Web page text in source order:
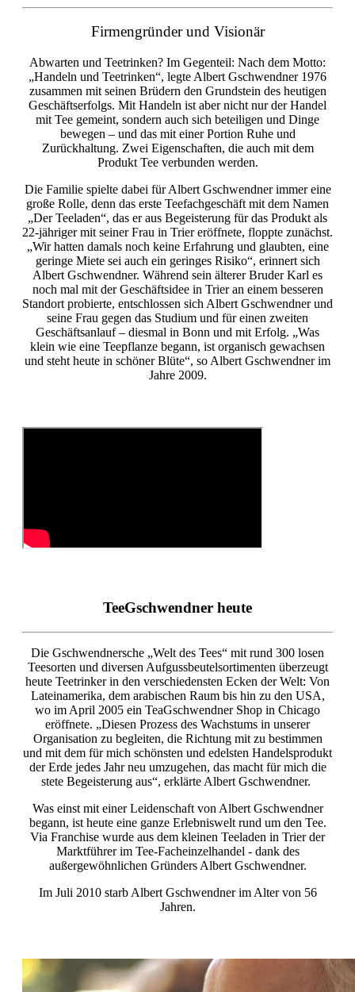
Firmengründer und Visionär
Abwarten und Teetrinken? Im Gegenteil: Nach dem Motto:
„Handeln und Teetrinken“, legte Albert Gschwendner 1976
zusammen mit seinen Brüdern den Grundstein des heutigen
Geschäftserfolgs. Mit Handeln ist aber nicht nur der Handel
mit Tee gemeint, sondern auch sich beteiligen und Dinge
bewegen – und das mit einer Portion Ruhe und
Zurückhaltung. Zwei Eigenschaften, die auch mit dem
Produkt Tee verbunden werden.
Die Familie spielte dabei für Albert Gschwendner immer eine
große Rolle, denn das erste Teefachgeschäft mit dem Namen
„Der Teeladen“, das er aus Begeisterung für das Produkt als
22-jähriger mit seiner Frau in Trier eröffnete, floppte zunächst.
„Wir hatten damals noch keine Erfahrung und glaubten, eine
geringe Miete sei auch ein geringes Risiko“, erinnert sich
Albert Gschwendner. Während sein älterer Bruder Karl es
noch mal mit der Geschäftsidee in Trier an einem besseren
Standort probierte, entschlossen sich Albert Gschwendner und
seine Frau gegen das Studium und für einen zweiten
Geschäftsanlauf – diesmal in Bonn und mit Erfolg. „Was
klein wie eine Teepflanze begann, ist organisch gewachsen
und steht heute in schöner Blüte“, so Albert Gschwendner im
Jahre 2009.
TeeGschwendner heute
Die Gschwendnersche „Welt des Tees“ mit rund 300 losen
Teesorten und diversen Aufgussbeutelsortimenten überzeugt
heute Teetrinker in den verschiedensten Ecken der Welt: Von
Lateinamerika, dem arabischen Raum bis hin zu den USA,
wo im April 2005 ein TeaGschwendner Shop in Chicago
eröffnete. „Diesen Prozess des Wachstums in unserer
Organisation zu begleiten, die Richtung mit zu bestimmen
und mit dem für mich schönsten und edelsten Handelsprodukt
der Erde jedes Jahr neu umzugehen, das macht für mich die
stete Begeisterung aus“, erklärte Albert Gschwendner.
Was einst mit einer Leidenschaft von Albert Gschwendner
begann, ist heute eine ganze Erlebniswelt rund um den Tee.
Via Franchise wurde aus dem kleinen Teeladen in Trier der
Marktführer im Tee-Facheinzelhandel - dank des
außergewöhnlichen Gründers Albert Gschwendner.
Im Juli 2010 starb Albert Gschwendner im Alter von 56
Jahren.